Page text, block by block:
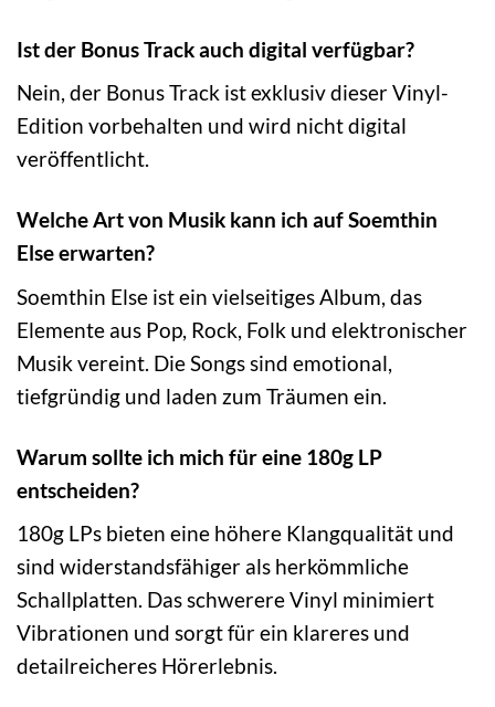
Ist der Bonus Track auch digital verfügbar?
Nein, der Bonus Track ist exklusiv dieser Vinyl-
Edition vorbehalten und wird nicht digital
veröffentlicht.
Welche Art von Musik kann ich auf Soemthin
Else erwarten?
Soemthin Else ist ein vielseitiges Album, das
Elemente aus Pop, Rock, Folk und elektronischer
Musik vereint. Die Songs sind emotional,
tiefgründig und laden zum Träumen ein.
Warum sollte ich mich für eine 180g LP
entscheiden?
180g LPs bieten eine höhere Klangqualität und
sind widerstandsfähiger als herkömmliche
Schallplatten. Das schwerere Vinyl minimiert
Vibrationen und sorgt für ein klareres und
detailreicheres Hörerlebnis.